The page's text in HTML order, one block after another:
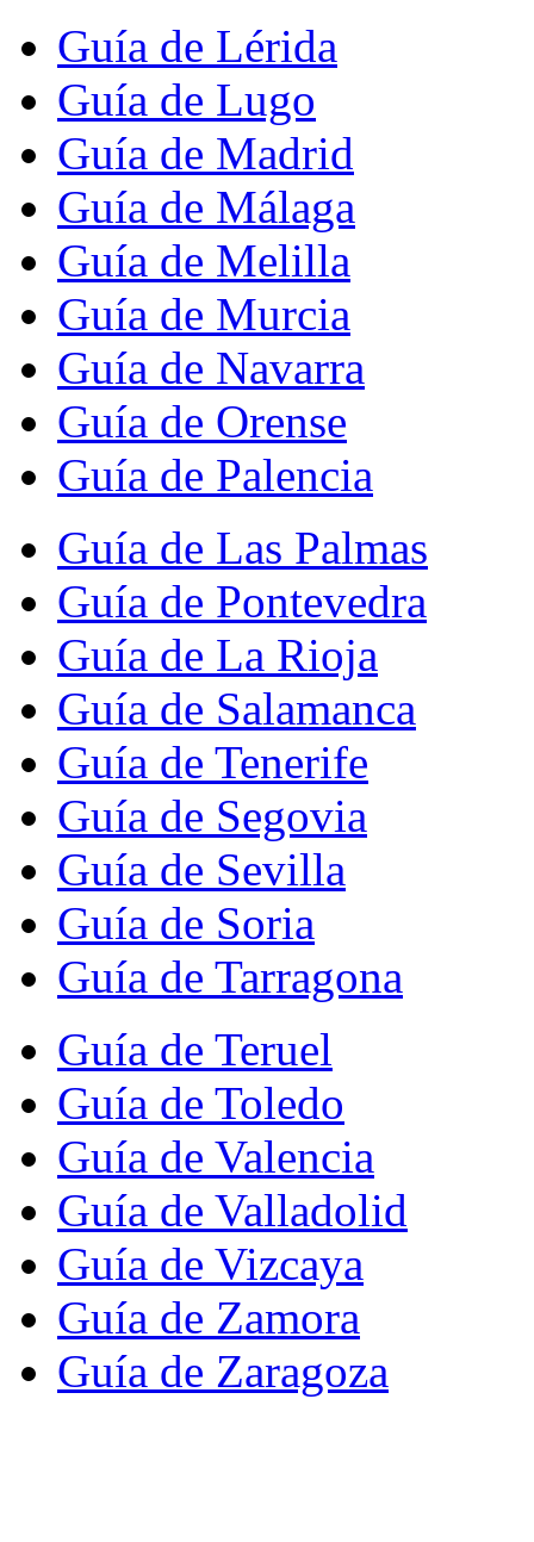
Guía de Lérida
Guía de Lugo
Guía de Madrid
Guía de Málaga
Guía de Melilla
Guía de Murcia
Guía de Navarra
Guía de Orense
Guía de Palencia
Guía de Las Palmas
Guía de Pontevedra
Guía de La Rioja
Guía de Salamanca
Guía de Tenerife
Guía de Segovia
Guía de Sevilla
Guía de Soria
Guía de Tarragona
Guía de Teruel
Guía de Toledo
Guía de Valencia
Guía de Valladolid
Guía de Vizcaya
Guía de Zamora
Guía de Zaragoza